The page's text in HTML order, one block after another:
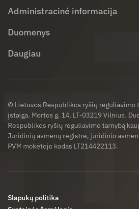
Administracinė informacija
Duomenys
Daugiau
© Lietuvos Respublikos ryšių reguliavimo
įstaiga. Mortos g. 14, LT-03219 Vilnius.
Respublikos ryšių reguliavimo tarnybą
Juridinių asmenų registre, juridinio
PVM mokėtojo kodas LT214422113.
Slapukų politika